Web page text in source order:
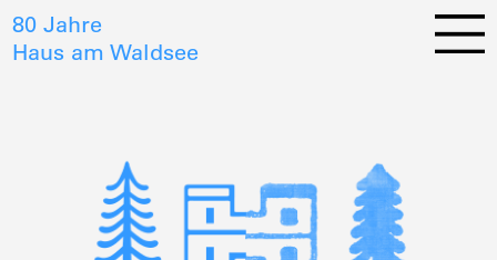
80 Jahre
Haus am Waldsee